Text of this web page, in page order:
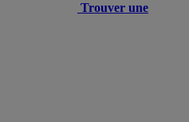
Trouver une